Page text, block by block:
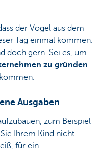
der Vogel aus dem
Tag einmal kommen.
doch gern. Sei es, um
zu gründen.
Ausgaben
zum Beispiel
Ihrem Kind nicht
für ein